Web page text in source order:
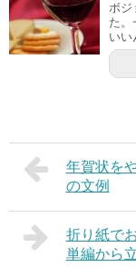
ボジ
た。
いい
年賀状を
の文例
折り紙で
単編から